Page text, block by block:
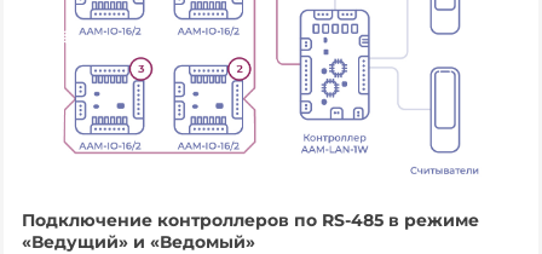
Подключение контроллеров по RS-485 в режиме
«Ведущий» и «Ведомый»